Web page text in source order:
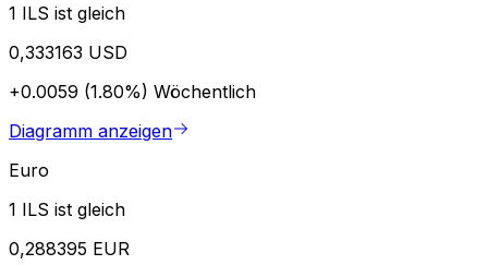
1 ILS ist gleich
0,333163 USD
+0.0059 (1.80%) Wöchentlich
Diagramm anzeigen
Euro
1 ILS ist gleich
0,288395 EUR